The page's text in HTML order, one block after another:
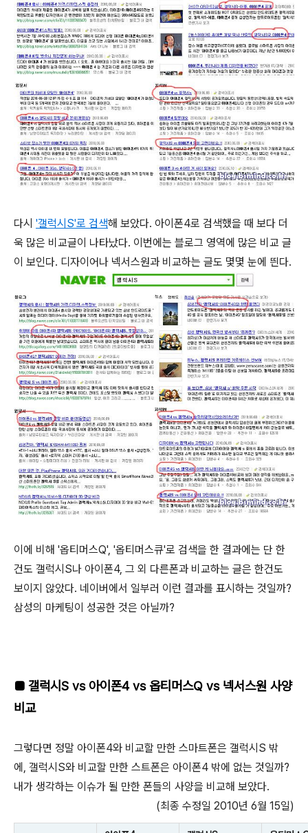
다시 '갤럭시S'로 검색해 보았다. 아이폰4로 검색했을 때 보다 더
욱 많은 비교글이 나타났다. 이번에는 블로그 영역에 많은 비교 글
이 보인다. 디자이어나 넥서스원과 비교하는 글도 몇몇 눈에 띈다.
이에 비해 '옵티머스Q', '옵티머스큐'로 검색을 한 결과에는 단 한
건도 갤럭시S나 아이폰4, 그 외 다른폰과 비교하는 글은 한건도
보이지 않았다. 네이버에서 일부러 이런 결과를 표시하는 것일까?
삼성의 마케팅이 성공한 것은 아닐까?
■ 갤럭시S vs 아이폰4 vs 옵티머스Q vs 넥서스원 사양
비교
그렇다면 정말 아이폰4와 비교할 만한 스마트폰은 갤럭시S 밖
에, 갤럭시S와 비교할 만한 스트폰은 아이폰4 밖에 없는 것일까?
내가 생각하는 이슈가 될 만한 폰들의 사양을 비교해 보았다.
(최종 수정일 2010년 6월 15일)